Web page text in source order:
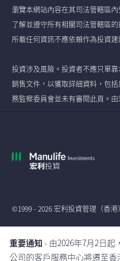
瀏覽本網站內容在其司法管轄區
了解並遵守所有相關司法管轄區
所載任何資訊不應依賴作為投資
投資涉及風險。投資者不應只單
銷售文件，以獲取詳細資料，包
務監察委員會並未有審閱此頁。
©1999 - 2026 宏利投資管理（香
重要通知 - 由2026年7月2日
公司的客戶服務中心將遷至香